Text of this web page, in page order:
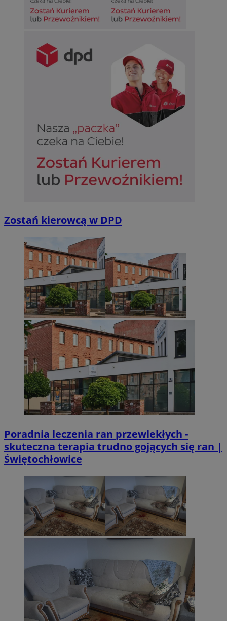
Zostań kierowcą w DPD
Poradnia leczenia ran przewlekłych -
skuteczna terapia trudno gojących się ran |
Świętochłowice